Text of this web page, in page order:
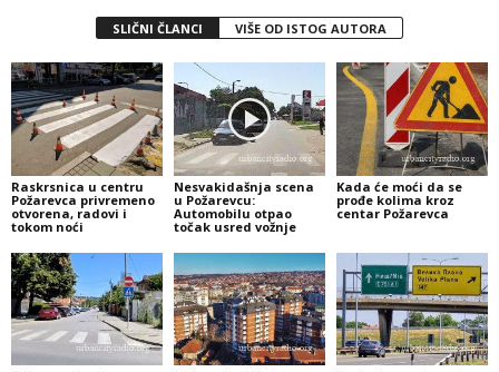
SLIČNI ČLANCI VIŠE OD ISTOG AUTORA
Raskrsnica u centru
Požarevca privremeno
otvorena, radovi i
tokom noći
Nesvakidašnja scena
u Požarevcu:
Automobilu otpao
točak usred vožnje
Kada će moći da se
prođe kolima kroz
centar Požarevca